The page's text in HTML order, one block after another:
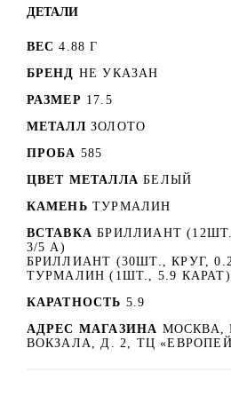
ДЕТАЛИ
ВЕС 4.88 Г
БРЕНД НЕ УКАЗАН
РАЗМЕР 17.5
МЕТАЛЛ ЗОЛОТО
ПРОБА 585
ЦВЕТ МЕТАЛЛА БЕЛЫЙ
КАМЕНЬ ТУРМАЛИН
ВСТАВКА БРИЛЛИАНТ
3/5 А)
БРИЛЛИАНТ (30ШТ., КРУГ,
ТУРМАЛИН (1ШТ., 5.9 КАРАТ)
КАРАТНОСТЬ 5.9
АДРЕС МАГАЗИНА МОСКВА,
ВОКЗАЛА, Д. 2, ТЦ